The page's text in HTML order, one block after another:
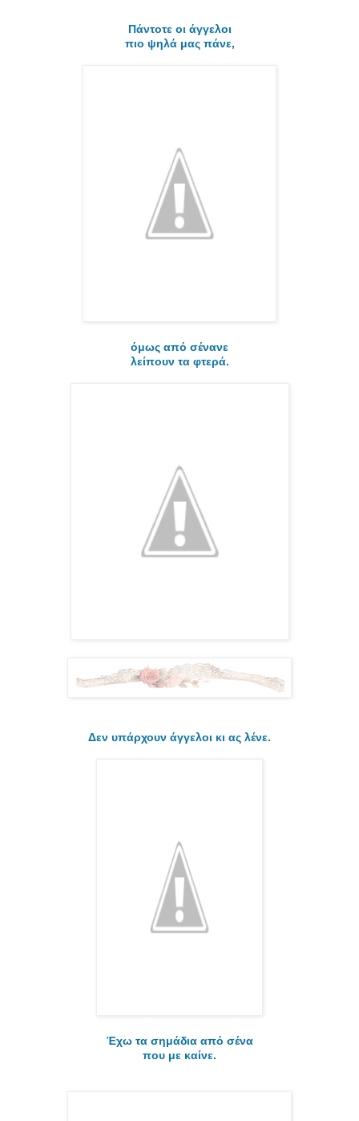
Πάντοτε οι άγγελοι
πιο ψηλά μας πάνε,
όμως από σένανε
λείπουν τα φτερά.
Δεν υπάρχουν άγγελοι κι ας λένε.
Έχω τα σημάδια από σένα
που με καίνε.